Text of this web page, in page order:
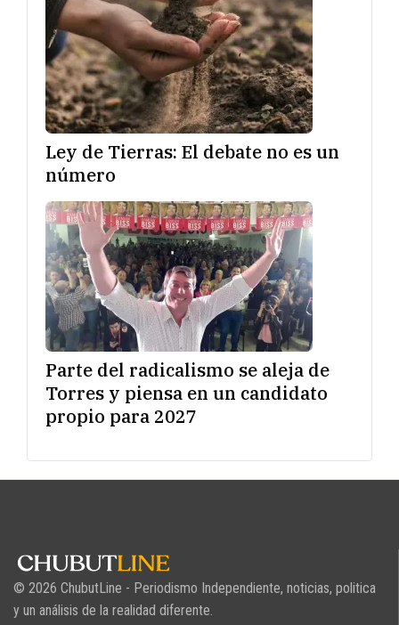
Ley de Tierras: El debate no es un
número
Parte del radicalismo se aleja de
Torres y piensa en un candidato
propio para 2027
© 2026 ChubutLine - Periodismo Independiente, noticias, politica
y un análisis de la realidad diferente.